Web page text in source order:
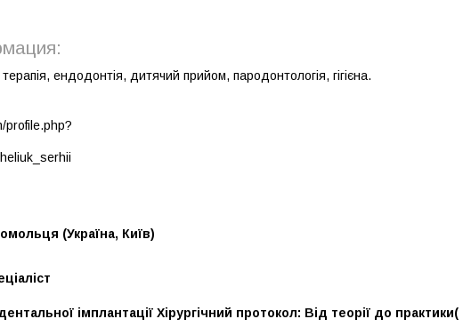
ендодонтія, дитячий прийом, пародонтологія, гігієна.
profile.php?
(Україна, Київ)
імплантації Хірургічний протокол: Від теорії до практики(